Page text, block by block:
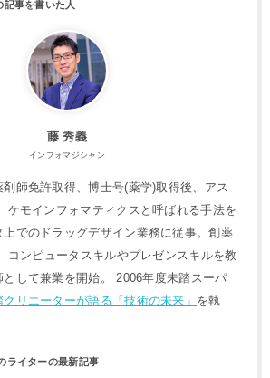
藤 秀義
インフォマジシャン
師免許取得、博士号(薬学)取得後、アス
ケモインフォマティクスと呼ばれる手法を
上でのドラッグデザイン業務に従事。創薬
コンピュータスキルやプレゼンスキルを教
として兼業を開始。 2006年度未踏スーパ
クリエーターが語る「技術の未来」 を執